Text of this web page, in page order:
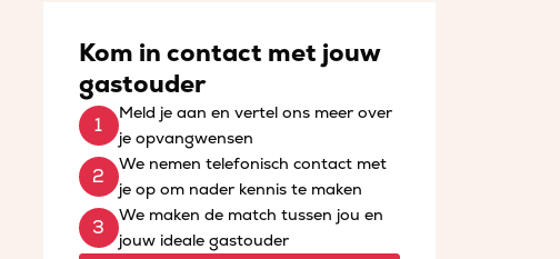
Kom in contact met jouw
gastouder
Meld je aan en vertel ons meer over
je opvangwensen
We nemen telefonisch contact met
je op om nader kennis te maken
We maken de match tussen jou en
jouw ideale gastouder